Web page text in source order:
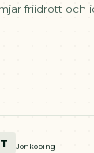
friidrott och
Jönköping